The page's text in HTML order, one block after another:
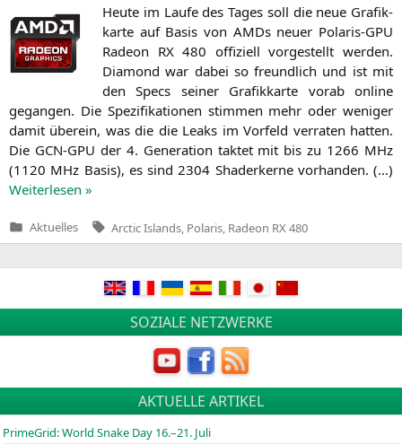
Heu­te im Lau­fe des Tages soll die neue Gra­fik­
kar­te auf Basis von AMDs neu­er Pola­ris-GPU
Rade­on RX480 offi­zi­ell vor­ge­stellt wer­den.
Dia­mond war dabei so freund­lich und ist mit
den Specs sei­ner Gra­fik­kar­te vor­ab online
gegan­gen. Die Spe­zi­fi­ka­tio­nen stim­men mehr oder weni­ger
damit über­ein, was die die Leaks im Vor­feld ver­ra­ten hat­ten.
Die GCN-GPU der 4. Gene­ra­ti­on tak­tet mit bis zu 1266 MHz
(1120 MHz Basis), es sind 2304 Shader­ker­ne vor­han­den. (…)
Wei­ter­le­sen »
Veröffentlicht
in
Aktuelles Tags:
Arctic Islands Polaris Radeon RX 480
SOZIALE NETZWERKE
AKTUELLE ARTIKEL
PrimeGrid: World Snake Day 16.–21. Juli